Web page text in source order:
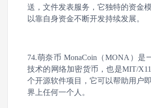
送，文件发表服务，它独特的资金
以靠自身资金不断开发持续发展。
74.萌奈币 MonaCoin（MONA）是
技术的网络加密货币，也是MIT/
个开源软件项目，它可以帮助用户
界上任何一个人。